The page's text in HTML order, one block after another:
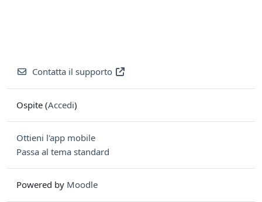
Contatta il supporto
Ospite (Accedi)
Ottieni l'app mobile
Passa al tema standard
Powered by Moodle